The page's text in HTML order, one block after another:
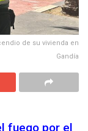
de su vivienda en
Gandía
fuego por el